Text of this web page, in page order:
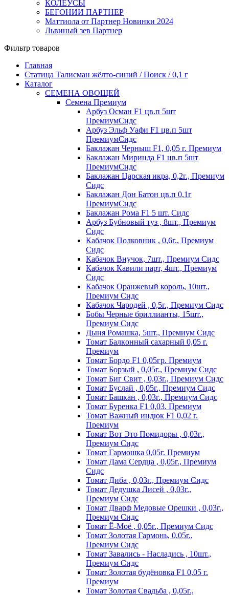
КОЛЕУСЫ
БЕГОНИИ ПАРТНЕР
Маттиола от Партнер Новинки 2024
Львиный зев Партнер
Фильтр товаров
Главная
Статица Талисман жёлто-синий / Поиск / 0,1 г
Каталог
СЕМЕНА ОВОЩЕЙ
Семена Премиум
Арбуз Осман F1 цв.п 5шт
ПремиумСидс
Арбуз Эльф Уафи F1 цв.п 5шт
ПремиумСидс
Баклажан Черныш F1, 0,05 г. Премиум
Баклажан Миринда F1 цв.п 5шт
ПремиумСидс
Баклажан Царская икра, 0,2г., Премиум
Сидс
Баклажан Дон Батон цв.п 0,1г
ПремиумСидс
Баклажан Рома F1 5 шт. Сидс
Арбуз Бубновый туз , 8шт., Премиум
Сидс
Кабачок Полковник , 0,6г., Премиум
Сидс
Кабачок Внучок, 7шт., Премиум Сидс
Кабачок Кавили парт, 4шт., Премиум
Сидс
Кабачок Оранжевый король, 10шт.,
Премиум Сидс
Кабачок Чародей , 0,5г., Премиум Сидс
Бобы Черные бриллианты, 15шт.,
Премиум Сидс
Дыня Ромашка, 5шт., Премиум Сидс
Томат Бaлкoнный caxapный 0,05 г.
Пpeмиyм
Томат Бордо F1 0,05гр. Премиум
Томат Борзый , 0,05г., Премиум Сидс
Томат Биг Свит , 0,03г., Премиум Сидс
Томат Буслай , 0,05г., Премиум Сидс
Томат Башкан , 0,03г., Премиум Сидс
Томат Буренка F1 0,03. Премиум
Томат Baжный индюк F1 0,02 г.
Пpeмиyм
Томат Вот Это Помидоры , 0,03г.,
Премиум Сидс
Томат Гармошка 0,05г. Премиум
Томат Дама Сердца , 0,05г., Премиум
Сидс
Томат Диба , 0,03г., Премиум Сидс
Томат Дедушка Лисей , 0,03г.,
Премиум Сидс
Томат Дварф Медовые Орешки , 0,03г.,
Премиум Сидс
Томат Ё-Моё , 0,05г., Премиум Сидс
Томат Золотая Гармонь, 0,05г.,
Премиум Сидс
Томат Завались - Насладись , 10шт.,
Премиум Сидс
Томат Зoлoтaя бyдёнoвкa F1 0,05 г.
Пpeмиyм
Томат Золотая Свадьба , 0,05г.,